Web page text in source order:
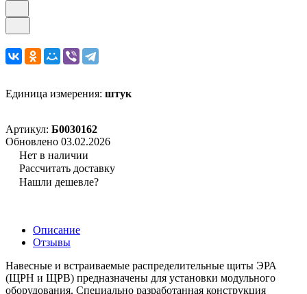
Единица измерения: штук
Артикул: Б0030162
Обновлено 03.02.2026
Нет в наличии
Рассчитать доставку
Нашли дешевле?
Описание
Отзывы
Навесные и встраиваемые распределительные щиты ЭРА
(ЩРН и ЩРВ) предназначены для установки модульного
оборудования. Специально разработанная конструкция